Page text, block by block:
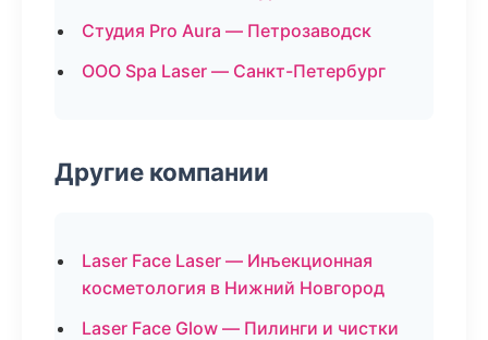
Студия Pro Aura — Петрозаводск
ООО Spa Laser — Санкт-Петербург
Другие компании
Laser Face Laser — Инъекционная
косметология в Нижний Новгород
Laser Face Glow — Пилинги и чистки